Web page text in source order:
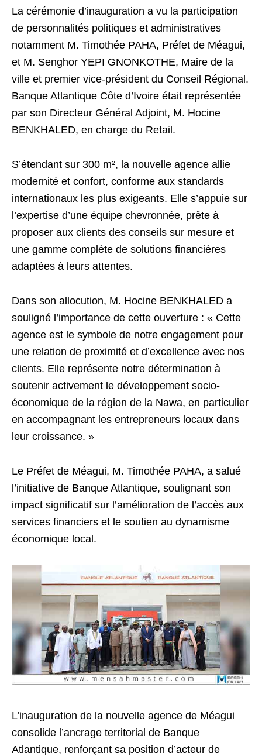
La cérémonie d’inauguration a vu la participation
de personnalités politiques et administratives
notamment M. Timothée PAHA, Préfet de Méagui,
et M. Senghor YEPI GNONKOTHE, Maire de la
ville et premier vice-président du Conseil Régional.
Banque Atlantique Côte d’Ivoire était représentée
par son Directeur Général Adjoint, M. Hocine
BENKHALED, en charge du Retail.
S’étendant sur 300 m², la nouvelle agence allie
modernité et confort, conforme aux standards
internationaux les plus exigeants. Elle s’appuie sur
l’expertise d’une équipe chevronnée, prête à
proposer aux clients des conseils sur mesure et
une gamme complète de solutions financières
adaptées à leurs attentes.
Dans son allocution, M. Hocine BENKHALED a
souligné l’importance de cette ouverture : « Cette
agence est le symbole de notre engagement pour
une relation de proximité et d’excellence avec nos
clients. Elle représente notre détermination à
soutenir activement le développement socio-
économique de la région de la Nawa, en particulier
en accompagnant les entrepreneurs locaux dans
leur croissance. »
Le Préfet de Méagui, M. Timothée PAHA, a salué
l’initiative de Banque Atlantique, soulignant son
impact significatif sur l’amélioration de l’accès aux
services financiers et le soutien au dynamisme
économique local.
L’inauguration de la nouvelle agence de Méagui
consolide l’ancrage territorial de Banque
Atlantique, renforçant sa position d’acteur de